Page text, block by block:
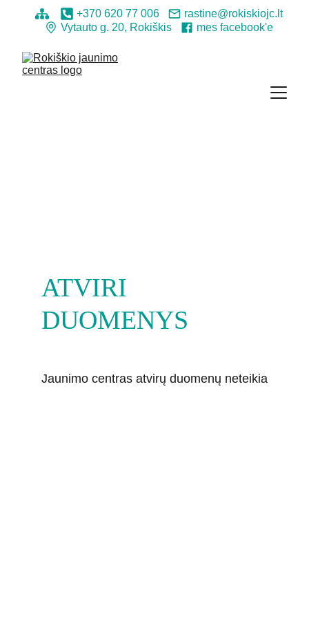
ATVIRI
DUOMENYS
Jaunimo centras atvirų duomenų neteikia
+370 620 77 006
rastine@rokiskiojc.lt
Vytauto g. 20, Rokiškis
mes facebook'e